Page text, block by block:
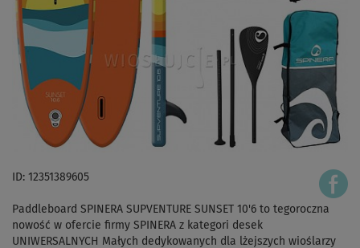
ID: 12351389605
Paddleboard SPINERA SUPVENTURE SUNSET 10'6 to tegoroczna
nowość w ofercie firmy SPINERA z kategori desek
UNIWERSALNYCH Małych dedykowanych dla lżejszych wioślarzy